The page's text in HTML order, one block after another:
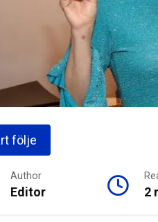
följe
Author
Editor 2